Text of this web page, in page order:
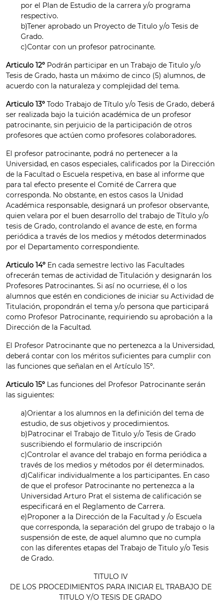
por el Plan de Estudio de la carrera y/o programa
respectivo.
b)Tener aprobado un Proyecto de Titulo y/o Tesis de
Grado.
c)Contar con un profesor patrocinante.
Articulo 12º Podrán participar en un Trabajo de Titulo y/o
Tesis de Grado, hasta un máximo de cinco (5) alumnos, de
acuerdo con la naturaleza y complejidad del tema.
Articulo 13º Todo Trabajo de Título y/o Tesis de Grado, deberá
ser realizada bajo la tuición académica de un profesor
patrocinante, sin perjuicio de la participación de otros
profesores que actúen como profesores colaboradores.
El profesor patrocinante, podrá no pertenecer a la
Universidad, en casos especiales, calificados por la Dirección
de la Facultad o Escuela respetiva, en base al informe que
para tal efecto presente el Comité de Carrera que
corresponda. No obstante, en estos casos la Unidad
Académica responsable, designará un profesor observante,
quien velara por el buen desarrollo del trabajo de Título y/o
tesis de Grado, controlando el avance de este, en forma
periódica a través de los medios y métodos determinados
por el Departamento correspondiente.
Articulo 14º En cada semestre lectivo las Facultades
ofrecerán temas de actividad de Titulación y designarán los
Profesores Patrocinantes. Si así no ocurriese, él o los
alumnos que estén en condiciones de iniciar su Actividad de
Titulación, propondrán el tema y/o persona que participará
como Profesor Patrocinante, requiriendo su aprobación a la
Dirección de la Facultad.
El Profesor Patrocinante que no pertenezca a la Universidad,
deberá contar con los méritos suficientes para cumplir con
las funciones que señalan en el Artículo 15º.
Articulo 15º Las funciones del Profesor Patrocinante serán
las siguientes:
a)Orientar a los alumnos en la definición del tema de
estudio, de sus objetivos y procedimientos.
b)Patrocinar el Trabajo de Titulo y/o Tesis de Grado
suscribiendo el formulario de inscripción
c)Controlar el avance del trabajo en forma periódica a
través de los medios y métodos por él determinados.
d)Calificar individualmente a los participantes. En caso
de que el profesor Patrocinante no pertenezca a la
Universidad Arturo Prat el sistema de calificación se
especificará en el Reglamento de Carrera.
e)Proponer a la Dirección de la Facultad y /o Escuela
que corresponda, la separación del grupo de trabajo o la
suspensión de este, de aquel alumno que no cumpla
con las diferentes etapas del Trabajo de Titulo y/o Tesis
de Grado.
TITULO IV
DE LOS PROCEDIMIENTOS PARA INICIAR EL TRABAJO DE
TITULO Y/O TESIS DE GRADO